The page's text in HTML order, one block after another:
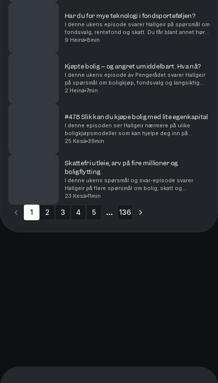
Har du for mye teknologi i fondsporteføljen?
I denne ukens episode svarer Hallgeir på spørsmål om
fondsvalg, rentefond og skatt. Du får blant annet høre
om: • Hvordan du kan redusere teknologivekten i
9 Heinä 8min
Kjøpte bolig – og angret umiddelbart. Hva nå?
I denne ukens episode av Pengerådet svarer Hallgeir
på spørsmål om boligkjøp, fondsvalg og langsiktig
sparing. Du får blant annet høre om: • Hva du bør gjøre
2 Heinä 7min
#478 Slik kan du kjøpe bolig med lite egenkapital
I denne episoden ser Hallgeir nærmere på ulike
boligkjøpsmodeller som kan hjelpe deg inn på
boligmarkedet selv om egenkapitalen er liten – eller
25 Kesä 39min
Skattefri utleie, arv på fire millioner og
boligflytting
I denne ukens spørsmål og svar-episode svarer
Hallgeir på flere spørsmål om bolig, skatt og
investeringer. Du får blant annet høre om: • Når utleie
av den andre delen av en tomannsbolig kan bli
skatte...
23 Kesä 11min
1 2 3 4 5 136